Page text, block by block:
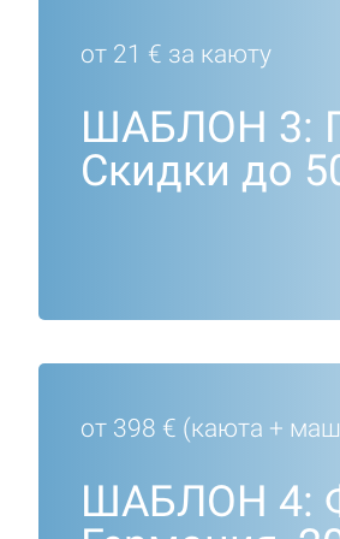
от 21 € за каюту
ШАБЛОН 3:
Скидки до
>
от 398 € (каюта +
ШАБЛОН 4: